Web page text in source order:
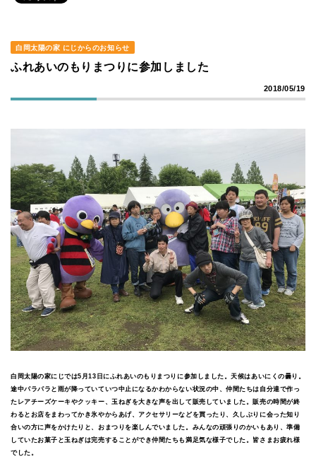
白岡太陽の家 にじからのお知らせ
ふれあいのもりまつりに参加しました
2018/05/19
白岡太陽の家にじでは5月13日にふれあいのもりまつりに参加しました。天候はあいにくの曇り。
途中パラパラと雨が降っていていつ中止になるかわからない状況の中、仲間たちは自分達で作っ
たレアチーズケーキやクッキー、玉ねぎを大きな声を出して販売していました。販売の時間が終
わるとお店をまわってかき氷やからあげ、アクセサリーなどを買ったり、久しぶりに会った知り
合いの方に声をかけたりと、おまつりを楽しんでいました。みんなの頑張りのかいもあり、準備
していたお菓子と玉ねぎは完売することができ仲間たちも満足気な様子でした。皆さまお疲れ様
でした。